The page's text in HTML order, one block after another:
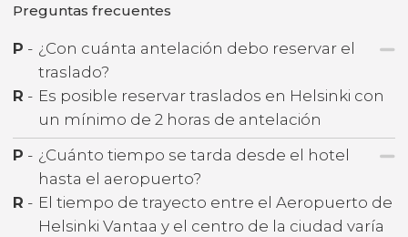
Preguntas frecuentes
P - ¿Con cuánta antelación debo reservar el
traslado?
R - Es posible reservar traslados en Helsinki con
un mínimo de 2 horas de antelación
P - ¿Cuánto tiempo se tarda desde el hotel
hasta el aeropuerto?
R - El tiempo de trayecto entre el Aeropuerto de
Helsinki Vantaa y el centro de la ciudad varía